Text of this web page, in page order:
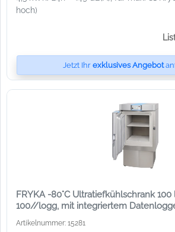
hoch)
Jetzt Ihr exklusives Angebot
FRYKA -80°C Ultratiefkühlschrank
100//logg, mit integriertem
Artikelnummer: 15281